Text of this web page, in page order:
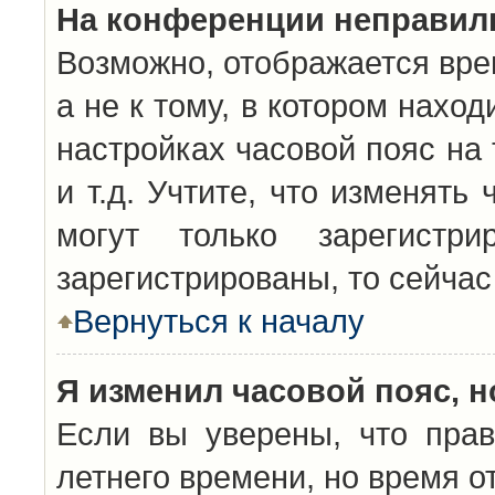
На конференции
Возможно, отображается
а не к тому, в котором
настройках часовой пояс
и т.д. Учтите, что изменять
могут только
зарегистрированы, то
Вернуться к началу
Я изменил часовой пояс,
Если вы уверены, что
летнего времени, но время